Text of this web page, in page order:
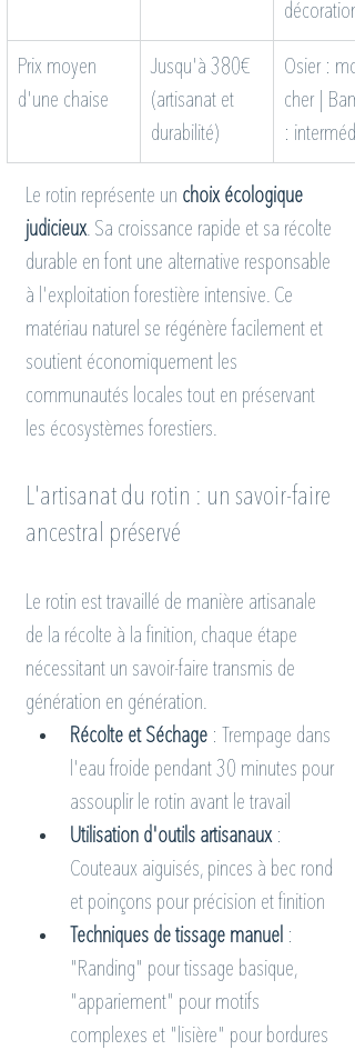
décoration
Prix moyen
d'une chaise
Jusqu'à 380€
(artisanat et
durabilité)
Osier :
cher |
:
Le rotin représente un choix écologique
judicieux. Sa croissance rapide et sa récolte
durable en font une alternative responsable
à l'exploitation forestière intensive. Ce
matériau naturel se régénère facilement et
soutient économiquement les
communautés locales tout en préservant
les écosystèmes forestiers.
L'artisanat du rotin : un savoir-faire
ancestral préservé
Le rotin est travaillé de manière artisanale
de la récolte à la finition, chaque étape
nécessitant un savoir-faire transmis de
génération en génération.
Récolte et Séchage : Trempage dans
l'eau froide pendant 30 minutes pour
assouplir le rotin avant le travail
Utilisation d'outils artisanaux :
Couteaux aiguisés, pinces à bec rond
et poinçons pour précision et finition
Techniques de tissage manuel :
"Randing" pour tissage basique,
"appariement" pour motifs
complexes et "lisière" pour bordures